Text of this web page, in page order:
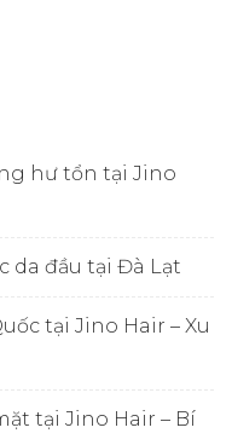
hư tổn tại Jino
da đầu tại Đà Lạt
tại Jino Hair – Xu
tại Jino Hair – Bí